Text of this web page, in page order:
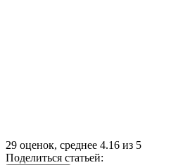
29 оценок, среднее 4.16 из 5
Поделиться статьей: